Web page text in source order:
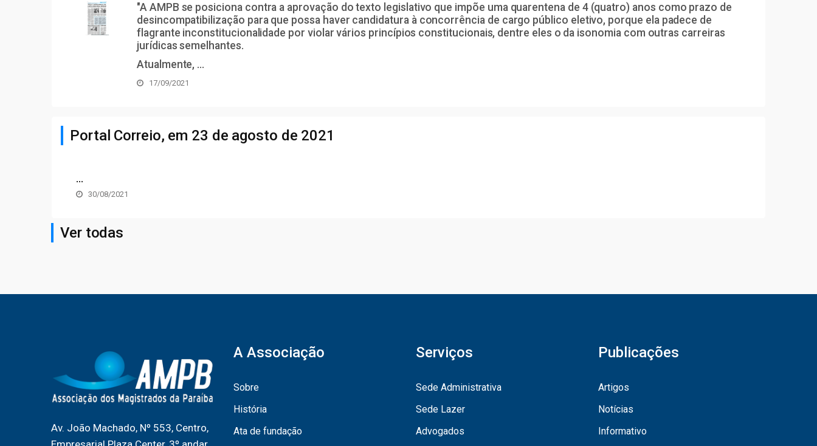
"A AMPB se posiciona contra a aprovação do texto legislativo que impõe uma quarentena de 4 (quatro) anos como prazo de
desincompatibilização para que possa haver candidatura à concorrência de cargo público eletivo, porque ela padece de
flagrante inconstitucionalidade por violar vários princípios constitucionais, dentre eles o da isonomia com outras carreiras
jurídicas semelhantes.
Atualmente, ...
17/09/2021
Portal Correio, em 23 de agosto de 2021
...
30/08/2021
Ver todas
Av. João Machado, Nº 553, Centro,
A Associação
Sobre
História
Ata de fundação
Serviços
Sede Administrativa
Sede Lazer
Advogados
Publicações
Artigos
Notícias
Informativo